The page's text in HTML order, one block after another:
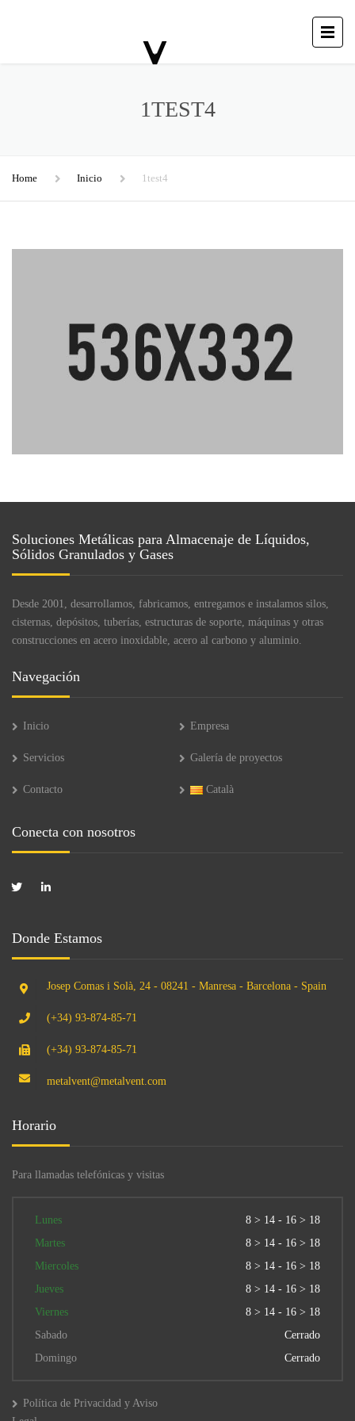
1TEST4
Home Inicio 1test4
Soluciones Metálicas para Almacenaje de Líquidos,
Sólidos Granulados y Gases
Desde 2001, desarrollamos, fabricamos, entregamos e instalamos silos,
cisternas, depósitos, tuberías, estructuras de soporte, máquinas y otras
construcciones en acero inoxidable, acero al carbono y aluminio.
Navegación
Inicio Empresa
Servicios Galería de proyectos
Contacto Català
Conecta con nosotros
Donde Estamos
Josep Comas i Solà, 24 - 08241 - Manresa - Barcelona - Spain
(+34) 93-874-85-71
(+34) 93-874-85-71
metalvent@metalvent.com
Horario
Para llamadas telefónicas y visitas
Lunes
8 > 14 - 16 > 18
Martes
8 > 14 - 16 > 18
Miercoles
8 > 14 - 16 > 18
Jueves
8 > 14 - 16 > 18
Viernes
8 > 14 - 16 > 18
Sabado
Cerrado
Domingo
Cerrado
Política de Privacidad y Aviso